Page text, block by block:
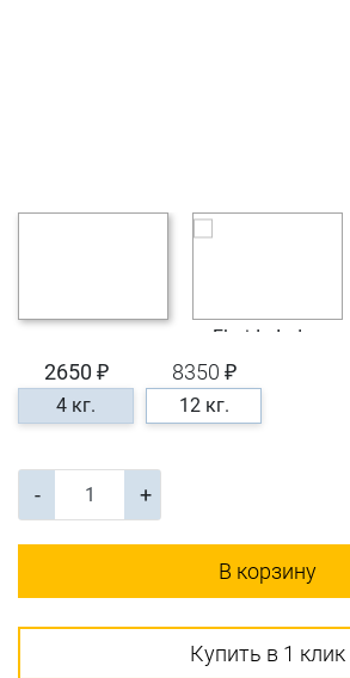
2650 ₽
4 кг.
8350 ₽
12 кг.
- +
В корзину
Купить в 1 клик